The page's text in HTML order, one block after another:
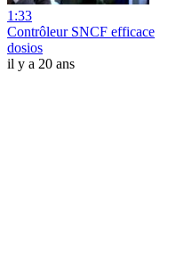
1:33
Contrôleur SNCF efficace
dosios
il y a 20 ans